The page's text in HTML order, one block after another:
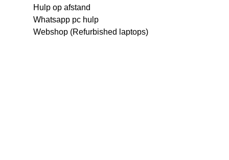
Hulp op afstand
Whatsapp pc hulp
Webshop (Refurbished laptops)